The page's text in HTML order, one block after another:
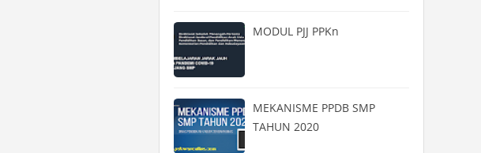
MODUL PJJ PPKn
MEKANISME PPDB SMP
TAHUN 2020